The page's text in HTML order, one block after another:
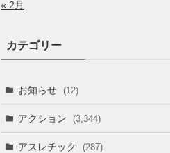
« 2月
カテゴリー
お知らせ (12)
アクション (3,344)
アスレチック (287)